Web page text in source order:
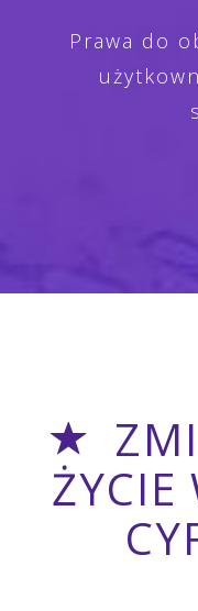
Prawa do
ŻYCIE